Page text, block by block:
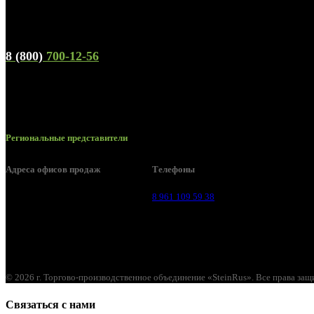
8 (800) 700-12-56
Региональные представители
Адреса офисов продаж Телефоны
8 961 109 59 38
© 2026 г. Торгово-производственное объединение «SteinRus». Все права
Связаться с нами